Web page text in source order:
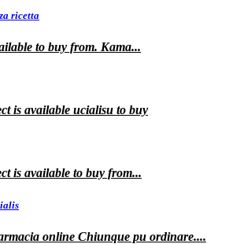
ricetta
to buy from. Kama...
is available ucialisu to buy
is available to buy from...
online Chiunque pu ordinare....